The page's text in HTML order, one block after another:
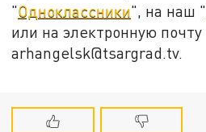
"Одноклассники", на наш "
или на электронную почту
arhangelsk@tsargrad.tv.